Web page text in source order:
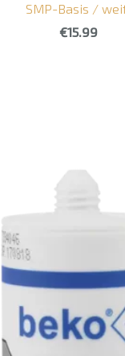
SMP-Basis /
€15.99